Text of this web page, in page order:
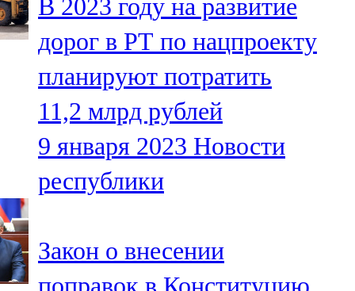
В 2023 году на развитие
дорог в РТ по нацпроекту
планируют потратить
11,2 млрд рублей
9 января 2023 Новости
республики
Закон о внесении